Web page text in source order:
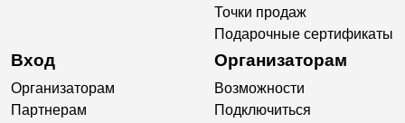
Точки продаж
Подарочные сертификаты
Вход
Организаторам
Партнерам
Организаторам
Возможности
Подключиться